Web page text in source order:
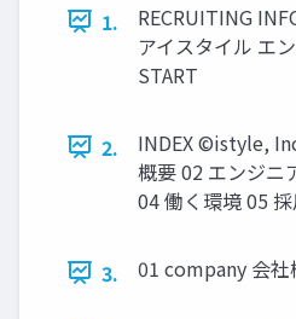
1.
RECRUITING
アイスタイル エ
START
2.
INDEX ©istyle,
概要 02 エンジニ
04 働く環境 05
3. 01 company 会社